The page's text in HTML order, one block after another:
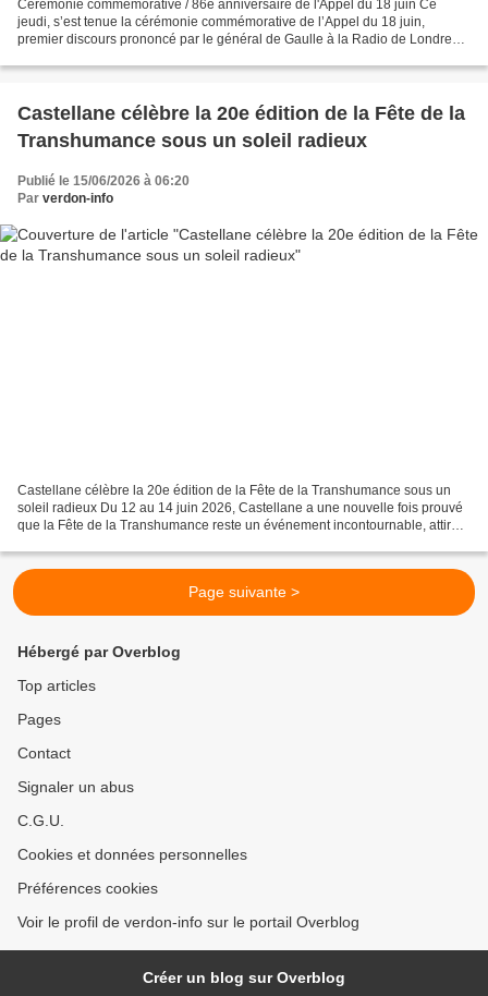
Cérémonie commémorative / 86e anniversaire de l'Appel du 18 juin Ce
jeudi, s’est tenue la cérémonie commémorative de l’Appel du 18 juin,
premier discours prononcé par le général de Gaulle à la Radio de Londres,
Castellane célèbre la 20e édition de la Fête de la
Transhumance sous un soleil radieux
Publié le 15/06/2026 à 06:20
Par verdon-info
Castellane célèbre la 20e édition de la Fête de la Transhumance sous un
soleil radieux Du 12 au 14 juin 2026, Castellane a une nouvelle fois prouvé
que la Fête de la Transhumance reste un événement incontournable, attirant
Page suivante >
Hébergé par Overblog
Top articles
Pages
Contact
Signaler un abus
C.G.U.
Cookies et données personnelles
Préférences cookies
Voir le profil de verdon-info sur le portail Overblog
Créer un blog sur Overblog